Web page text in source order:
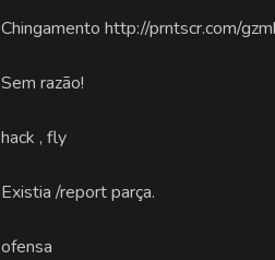
Chingamento http://prntscr.com/
Sem razão!
hack , fly
Existia /report parça.
ofensa